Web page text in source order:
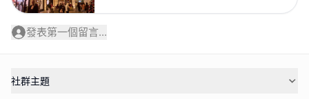
發表第一個留言...
社群主題